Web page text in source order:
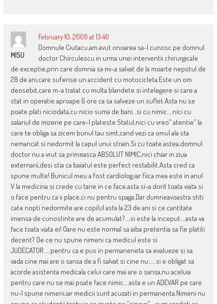
MISU
February 10, 2009 at 13:40
Domnule Ciutacu,am avut onoarea sa-l cunosc pe domnul
doctor Chirculescu in urma unei interventii chirurgicale
de exceptie,prin care domnia sa mi-a salvat de la moarte nepotul de
28 de ani,care suferise un accident cu motocicleta.Este un om
deosebit,care m-a tratat cu multa blandete si intelegere si care a
stat in operatie aproape 6 ore ca sa salveze un suflet.Asta nu se
poate plati niciodata,cu nicio suma de bani…si cu nimic….nici cu
salariul de mizerie pe care-l plateste Statul,nici cu vreo” atentie” la
care te obliga sa zicem bunul tau simt,cand vezi ca omul ala sta
nemancat si nedormit la capul unui strain.Si cu toate astea,domnul
doctor nu a vrut sa primeasca ABSOLUT NIMIC,nici chiar in ziua
externarii,desi stia ca baiatul este perfect restabilit.Asta cred ca
spune multe! Bunicul meu a fost cardiolog,iar fiica mea este in anul
V la medicina si crede cu tarie in ce face,asta si-a dorit toata viata si
o face pentru ca ii place,ci nu pentru spaga.Dar dumneavoastra stiti
cate nopti nedormite are copilul asta la 23 de ani si ce cantitate
imensa de cunostinte are de acumulat?….si este la inceput….asta va
face toata viata ei! Oare nu este normal sa aiba pretentia sa fie platiti
decent? De ce nu spune nimeni ca medicul este si
JUDECATOR…..pentru ca e pus in permaneneta sa evalueze si sa
vada cine mai are o sansa de a fi salvat si cine nu……si e obligat sa
acorde asistenta medicala celui care mai are o sansa,nu aceluia
pentru care nu se mai poate face nimic….asta e un ADEVAR pe care
nu-l spune nimeni,iar medicii sunt acuzati in permanenta.Nimeni nu